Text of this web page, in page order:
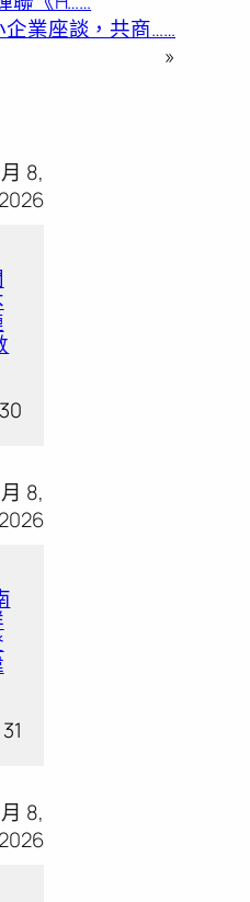
業座談，共商……
»
8,
2026
30
8,
2026
31
8,
2026